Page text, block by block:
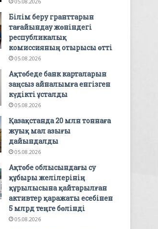
Білім беру гранттарын
тағайындау жөніндегі
республикалық
комиссияның отырысы өтті
05.08.2026
Ақтөбеде банк карталарын
заңсыз айналымға енгізген
күдікті ұсталды
05.08.2026
Қазақстанда 20 млн тоннаға
жуық мал азығы
дайындалды
05.08.2026
Ақтөбе облысындағы су
құбыры желілерінің
құрылысына қайтарылған
активтер қаражаты есебінен
5 млрд теңге бөлінді
05.08.2026